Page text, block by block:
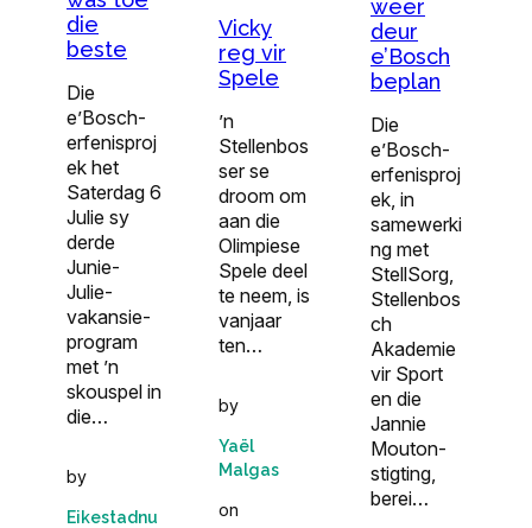
die
beste
Die
e’Bosch-
erfenisproj
ek het
Saterdag 6
Julie sy
derde
Junie-
Julie-
vakansie­
pro­gram
met ’n
skouspel in
die…
by
Eikestadnu
Vicky
reg vir
Spele
’n
Stellenbos
ser se
droom om
aan die
Olimpiese
Spele deel
te neem, is
vanjaar
ten…
by
Yaël
Malgas
on
weer
deur
e’Bosch
beplan
Die
e’Bosch-
erfenisproj
ek, in
samewerki
ng met
StellSorg,
Stellenbos
ch
Akademie
vir Sport
en die
Jannie
Mouton-
stigting,
berei…